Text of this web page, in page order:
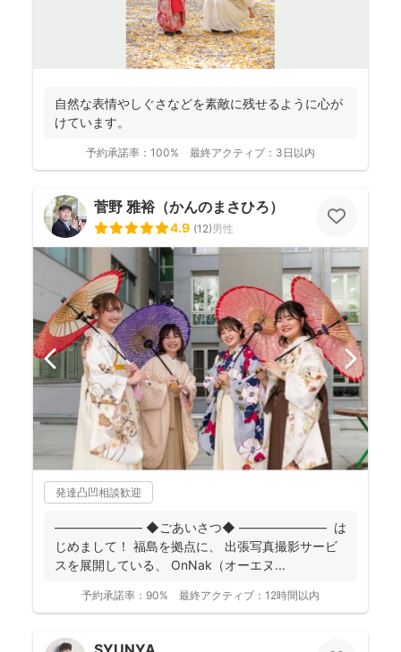
自然な表情やしぐさなどを素敵に残せるように心が
けています。
予約承諾率： 100% 最終アクティブ： 3日以内
菅野 雅裕（かんのまさひろ）
4.9 (12)男性
発達凸凹相談歓迎
――――――― ◆ごあいさつ◆ ――――――― は
じめまして！ 福島を拠点に、 出張写真撮影サービ
スを展開している、 OnNak（オーエヌ...
予約承諾率： 90% 最終アクティブ： 12時間以内